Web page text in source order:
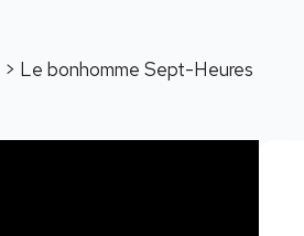
> Le bonhomme Sept-Heures